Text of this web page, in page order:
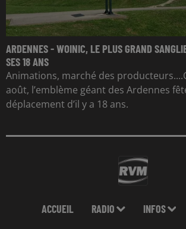
ARDENNES - WOINIC, LE PLUS GRAND
SES 18 ANS
Animations, marché des
août, l’emblème géant des Ardennes
déplacement d’il y a 18 ans.
ACCUEIL RADIO INFOS